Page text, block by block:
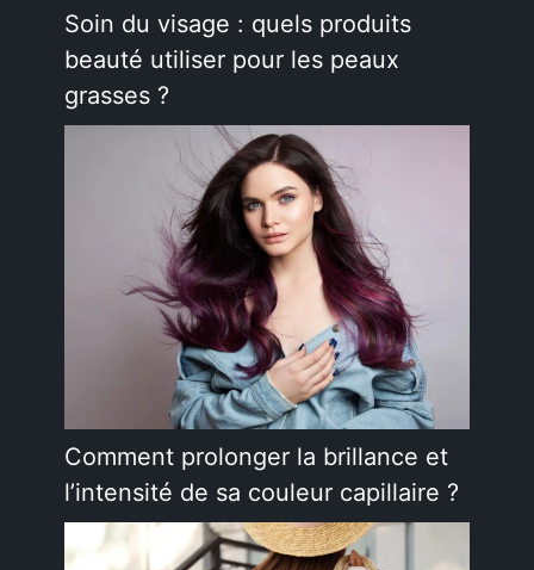
Soin du visage : quels produits
beauté utiliser pour les peaux
grasses ?
Comment prolonger la brillance et
l’intensité de sa couleur capillaire ?